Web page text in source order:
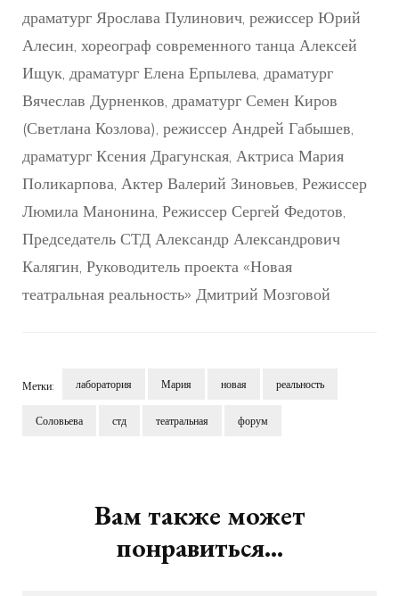
драматург Ярослава Пулинович, режиссер Юрий
Алесин, хореограф современного танца Алексей
Ищук, драматург Елена Ерпылева, драматург
Вячеслав Дурненков, драматург Семен Киров
(Светлана Козлова), режиссер Андрей Габышев,
драматург Ксения Драгунская, Актриса Мария
Поликарпова, Актер Валерий Зиновьев, Режиссер
Люмила Манонина, Режиссер Сергей Федотов,
Председатель СТД Александр Александрович
Калягин, Руководитель проекта «Новая
театральная реальность» Дмитрий Мозговой
Метки: лаборатория Мария новая реальность
Соловьева стд театральная форум
записямВам также может
понравиться...